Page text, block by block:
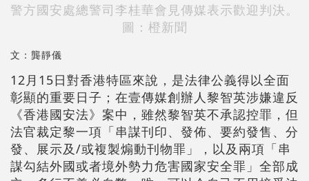
警方國安處總警司李桂華會見傳媒表示歡迎判決。
圖：橙新聞
文：龔靜儀
12月15日對香港特區來說，是法律公義得以全面
彰顯的重要日子；在壹傳媒創辦人黎智英涉嫌違反
《香港國安法》案中，雖然黎智英不承認控罪，但
法官裁定黎一項「串謀刊印、發佈、要約發售、分
發、展示及/或複製煽動刊物罪」，以及兩項「串
謀勾結外國或者境外勢力危害國家安全罪」全部成